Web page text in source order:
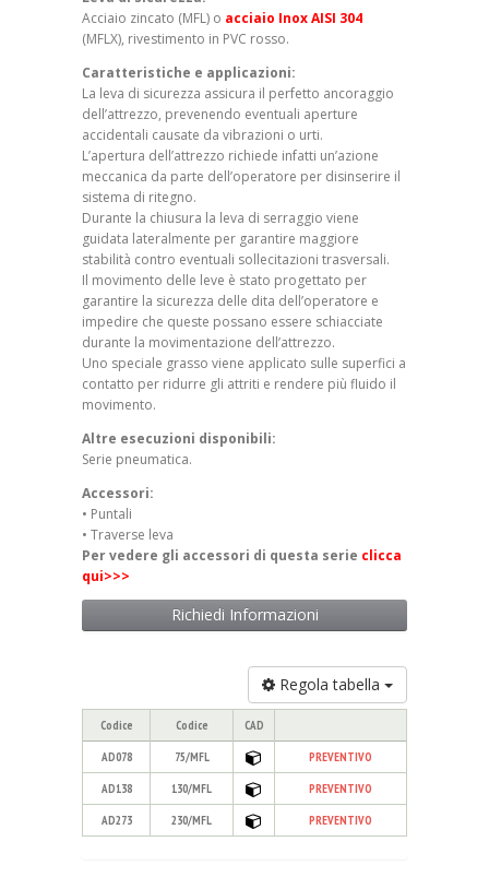
Acciaio zincato (MFL) o acciaio Inox AISI 304
(MFLX), rivestimento in PVC rosso.
Caratteristiche e applicazioni:
La leva di sicurezza assicura il perfetto ancoraggio
dell’attrezzo, prevenendo eventuali aperture
accidentali causate da vibrazioni o urti.
L’apertura dell’attrezzo richiede infatti un’azione
meccanica da parte dell’operatore per disinserire il
sistema di ritegno.
Durante la chiusura la leva di serraggio viene
guidata lateralmente per garantire maggiore
stabilità contro eventuali sollecitazioni trasversali.
Il movimento delle leve è stato progettato per
garantire la sicurezza delle dita dell’operatore e
impedire che queste possano essere schiacciate
durante la movimentazione dell’attrezzo.
Uno speciale grasso viene applicato sulle superfici a
contatto per ridurre gli attriti e rendere più fluido il
movimento.
Altre esecuzioni disponibili:
Serie pneumatica.
Accessori:
• Puntali
• Traverse leva
Per vedere gli accessori di questa serie clicca
qui>>>
Richiedi Informazioni
Regola tabella
Codice Codice CAD
AD078 75/MFL PREVENTIVO
AD138 130/MFL PREVENTIVO
AD273 230/MFL PREVENTIVO